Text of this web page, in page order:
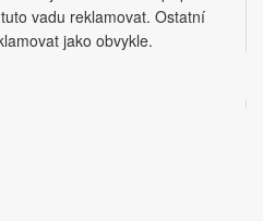
vadu reklamovat. Ostatní
jako obvykle.